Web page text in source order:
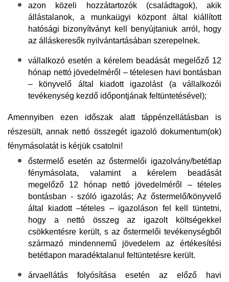
azon közeli hozzátartozók (családtagok), akik
állástalanok, a munkaügyi központ által kiállított
hatósági bizonyítványt kell benyújtaniuk arról, hogy
az álláskeresők nyilvántartásában szerepelnek.
vállalkozó esetén a kérelem beadását megelőző 12
hónap nettó jövedelméről – tételesen havi bontásban
– könyvelő által kiadott igazolást (a vállalkozói
tevékenység kezdő időpontjának feltüntetésével);
Amennyiben ezen időszak alatt táppénzellátásban is
részesült, annak nettó összegét igazoló dokumentum(ok)
fénymásolatát is kérjük csatolni!
őstermelő esetén az őstermelői igazolvány/betétlap
fénymásolata, valamint a kérelem beadását
megelőző 12 hónap nettó jövedelméről – tételes
bontásban - szóló igazolás; Az őstermelő/könyvelő
által kiadott –tételes – igazoláson fel kell tüntetni,
hogy a nettó összeg az igazolt költségekkel
csökkentésre került, s az őstermelői tevékenységből
származó mindennemű jövedelem az értékesítési
betétlapon maradéktalanul feltüntetésre került.
árvaellátás folyósítása esetén az előző havi